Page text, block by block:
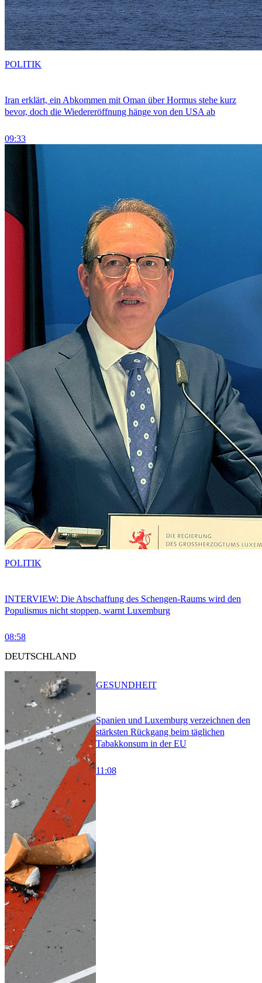
Iran erklärt, ein Abkommen mit Oman über Hormus stehe kurz
bevor, doch die Wiedereröffnung hänge von den USA ab
09:33
POLITIK
INTERVIEW: Die Abschaffung des Schengen-Raums wird den
Populismus nicht stoppen, warnt Luxemburg
08:58
POLITIK
DEUTSCHLAND
Spanien und Luxemburg verzeichnen den
stärksten Rückgang beim täglichen
Tabakkonsum in der EU
11:08
GESUNDHEIT